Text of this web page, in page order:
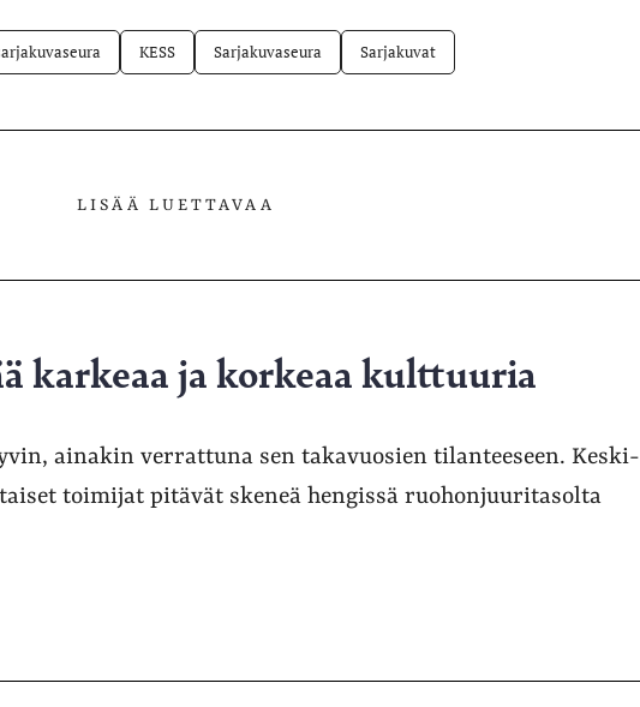
KESS Sarjakuvaseura Sarjakuvat
LISÄÄ LUETTAVAA
karkeaa ja korkeaa kulttuuria
ainakin verrattuna sen takavuosien tilanteeseen. Keski-
toimijat pitävät skeneä hengissä ruohonjuuritasolta